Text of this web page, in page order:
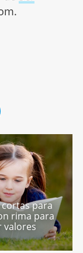
cortas para
rima para
valores